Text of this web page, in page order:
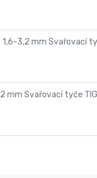
3,2 mm Svařovací
mm Svařovací tyče